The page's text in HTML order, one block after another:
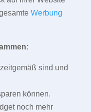
Werbung
sind und
können.
noch mehr